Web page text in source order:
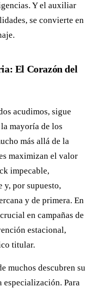
Y el auxiliar
se convierte en
El Corazón del
acudimos, sigue
mayoría de los
más allá de la
maximizan el valor
impecable,
y, por supuesto,
y de primera. En
en campañas de
estacional,
titular.
muchos descubren su
especialización. Para